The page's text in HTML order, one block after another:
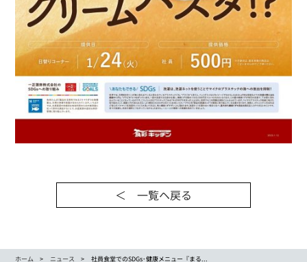
＜ 一覧ヘ戻る
ホーム ニュース 社員食堂でのSDGs･健康メニュー『まる...